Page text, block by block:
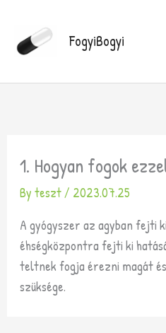
content
FogyiBogyi
1. Hogyan fogok
Byteszt/ 2023.07.25
A gyógyszer az agyban fejti
éhségközpontra fejti ki
teltnek fogja érezni magát
szüksége.